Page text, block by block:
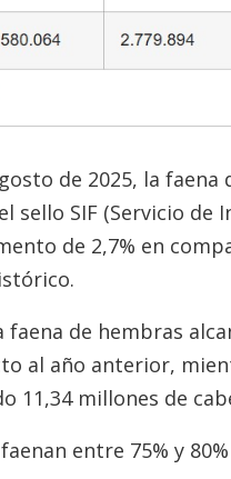
de 2025, la
sello SIF (Servicio
de 2,7% en
faena de hembras
al año anterior,
11,34 millones de
entre 75% y